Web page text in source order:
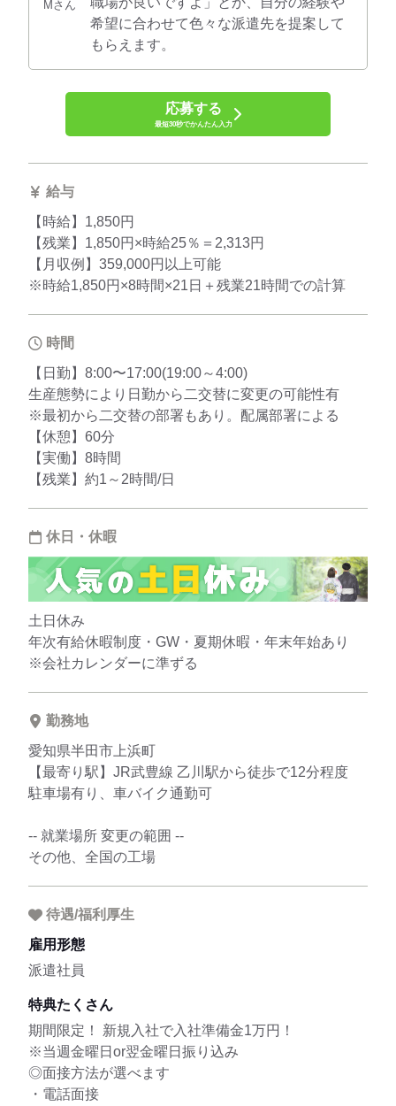
Mさん
希望に合わせて色々な派遣先を提案して
もらえます。
応募する
最短30秒でかんたん入力
給与
【時給】1,850円
【残業】1,850円×時給25％＝2,313円
【月収例】359,000円以上可能
※時給1,850円×8時間×21日＋残業21時間での計算
時間
【日勤】8:00〜17:00(19:00～4:00)
生産態勢により日勤から二交替に変更の可能性有
※最初から二交替の部署もあり。配属部署による
【休憩】60分
【実働】8時間
【残業】約1～2時間/日
休日・休暇
土日休み
年次有給休暇制度・GW・夏期休暇・年末年始あり
※会社カレンダーに準ずる
勤務地
愛知県半田市上浜町
【最寄り駅】JR武豊線 乙川駅から徒歩で12分程度
駐車場有り、車バイク通勤可
-- 就業場所 変更の範囲 --
その他、全国の工場
待遇/福利厚生
雇用形態
派遣社員
特典たくさん
期間限定！ 新規入社で入社準備金1万円！
※当週金曜日or翌金曜日振り込み
◎面接方法が選べます
・電話面接